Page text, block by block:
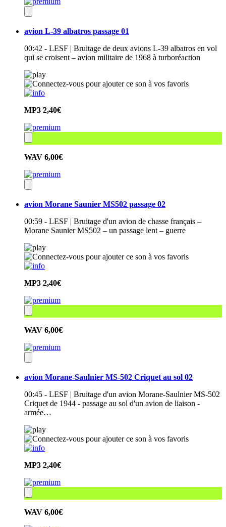
avion L-39 albatros passage 01
00:42 - LESF | Bruitage de deux avions L-39 albatros en vol
qui se croisent – avion militaire de 1968 à turboréaction
MP3 2,40€
WAV 6,00€
avion Morane Saunier MS502 passage 02
00:59 - LESF | Bruitage d'un avion de chasse français –
Morane Saunier MS502 – un passage lent – guerre
MP3 2,40€
WAV 6,00€
avion Morane-Saulnier MS-502 Criquet au sol 02
00:45 - LESF | Bruitage d'un avion Morane-Saulnier MS-502
Criquet de 1944 - passage au sol d'un avion de liaison -
armée…
MP3 2,40€
WAV 6,00€